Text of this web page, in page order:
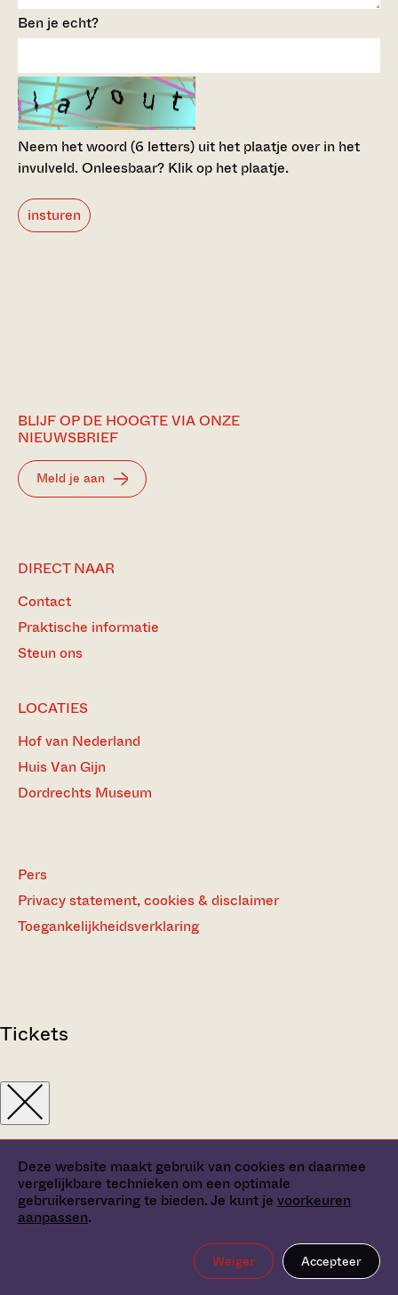
Deze website maakt gebruik van cookies en daarmee
vergelijkbare technieken om een optimale
gebruikerservaring te bieden. Je kunt je voorkeuren
aanpassen.
Weiger Accepteer
Ben je echt?
Neem het woord (6 letters) uit het plaatje over in het
invulveld.Onleesbaar? Klik op het plaatje.
insturen
BLIJF OP DE HOOGTE VIA ONZE
NIEUWSBRIEF
Meld je aan
DIRECT NAAR
Contact
Praktische informatie
Steun ons
LOCATIES
Hof van Nederland
Huis Van Gijn
Dordrechts Museum
Pers
Privacy statement, cookies & disclaimer
Toegankelijkheidsverklaring
Tickets